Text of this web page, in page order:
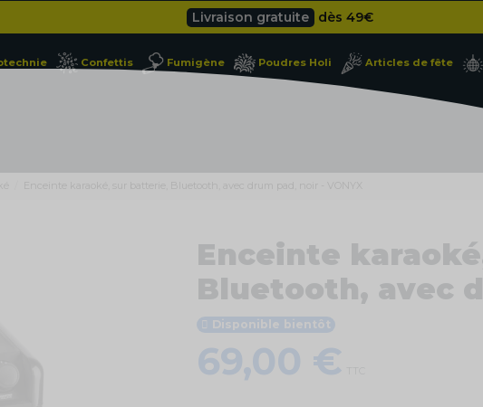
Livraison gratuite dès 49€
Cliquez ici
Livraison gratuite dès 49
Confettis Fumigène Poudres Holi Articles de fête
Enceinte karaoké, sur batterie, Bluetooth, avec drum pad, noir - VONYX
Enceinte
Bluetooth, avec
Disponible bientôt
69,00 €